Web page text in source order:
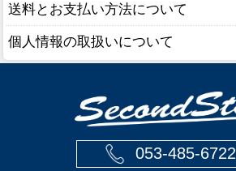
送料とお支払い方法について
個人情報の取扱いについて
053-485-6722